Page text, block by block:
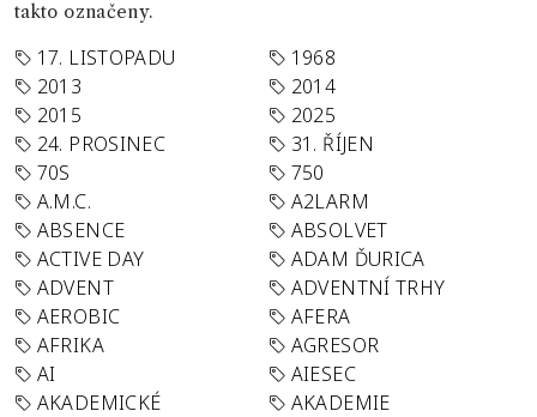
takto označeny.
17. LISTOPADU
1968
2013
2014
2015
2025
24. PROSINEC
31. ŘÍJEN
70S
750
A.M.C.
A2LARM
ABSENCE
ABSOLVET
ACTIVE DAY
ADAM ĎURICA
ADVENT
ADVENTNÍ TRHY
AEROBIC
AFERA
AFRIKA
AGRESOR
AI
AIESEC
AKADEMICKÉ
AKADEMIE